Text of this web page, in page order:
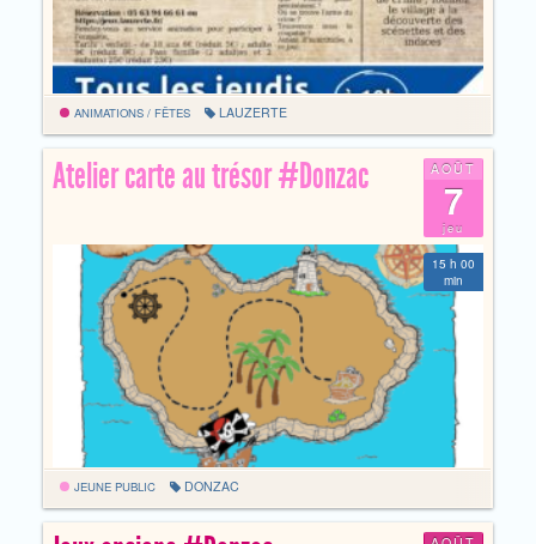
ANIMATIONS / FÊTES LAUZERTE
AOÛT
7
jeu
Atelier carte au trésor #Donzac
15 h 00
min
JEUNE PUBLIC DONZAC